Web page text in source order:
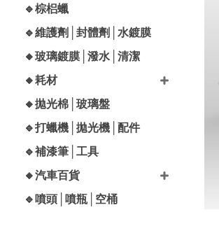
🔹棕梠蠟
🔹維護劑│封體劑│水鍍膜
🔸玻璃鍍膜│潑水│清潔
🔸耗材
🔸拋光棉│玻璃盤
🔹打蠟機│拋光機│配件
🔹補漆筆│工具
🔸汽車百貨
🔹噴頭│噴瓶│空桶